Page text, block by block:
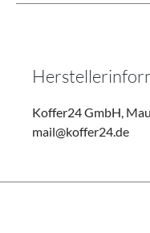
Koffer24 GmbH,
mail@koffer24.de